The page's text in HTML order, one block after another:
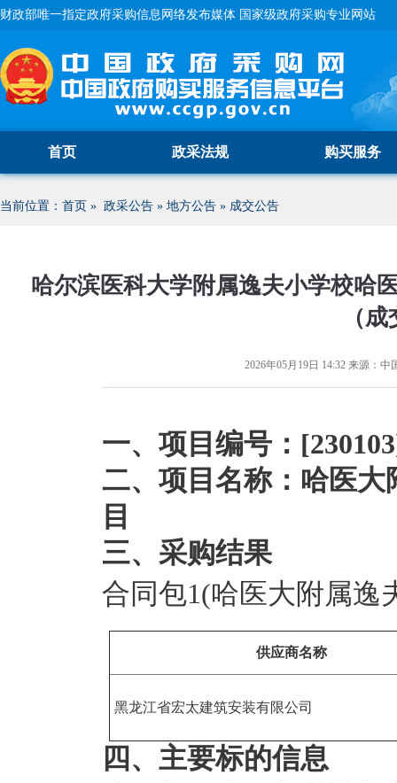
财政部唯一指定政府采购信息网络发布媒体 国家级政府采购专业网站
首页 政采法规 购买服务
当前位置： 首页 » 政采公告 » 地方公告 » 成交公告
哈尔滨医科大学附属逸夫小学校哈
（
2026年05月19日 14:32 来源：中
一、项目编号：
二、项目名称：哈医
目
三、采购结果
合同包1(哈医大附属逸
供应商名称
黑龙江省宏太建筑安装有限公司
四、主要标的信息